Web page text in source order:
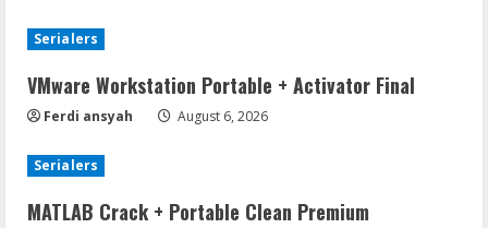
Serialers
VMware Workstation Portable + Activator Final
Ferdi ansyah August 6, 2026
Serialers
MATLAB Crack + Portable Clean Premium